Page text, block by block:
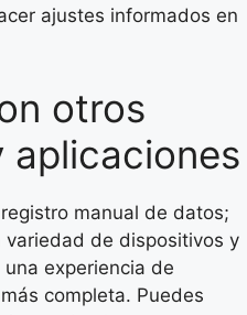
ajustes informados en
otros
aplicaciones
manual de datos;
de dispositivos y
experiencia de
completa. Puedes